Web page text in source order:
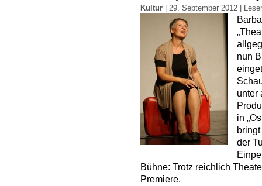
Kultur | 29. September 2012 |
nun
unter
in
der
Bühne: Trotz reichlich
Premiere.